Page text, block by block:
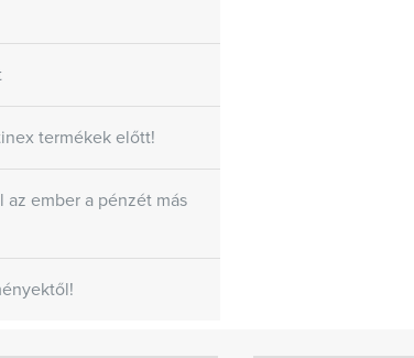
termékek előtt!
az ember a pénzét más